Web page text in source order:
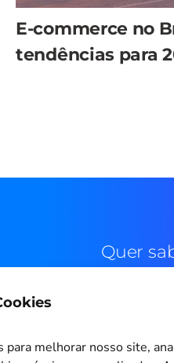
E-commerce no
tendências para
para melhorar nosso site,
Quer